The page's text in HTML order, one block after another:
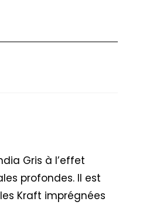
Gris à l’effet
profondes. Il est
Kraft imprégnées